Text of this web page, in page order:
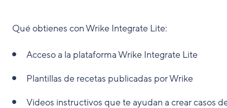
Qué obtienes con Wrike Integrate Lite:
Acceso a la plataforma Wrike Integrate Lite
Plantillas de recetas publicadas por Wrike
Videos instructivos que te ayudan a crear casos